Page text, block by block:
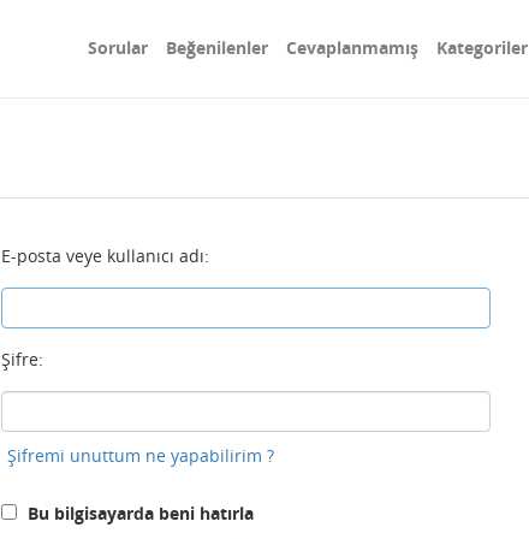
Sorular Beğenilenler Cevaplanmamış Kategoriler
E-posta veye kullanıcı adı:
Şifre:
Şifremi unuttum ne yapabilirim ?
Bu bilgisayarda beni hatırla